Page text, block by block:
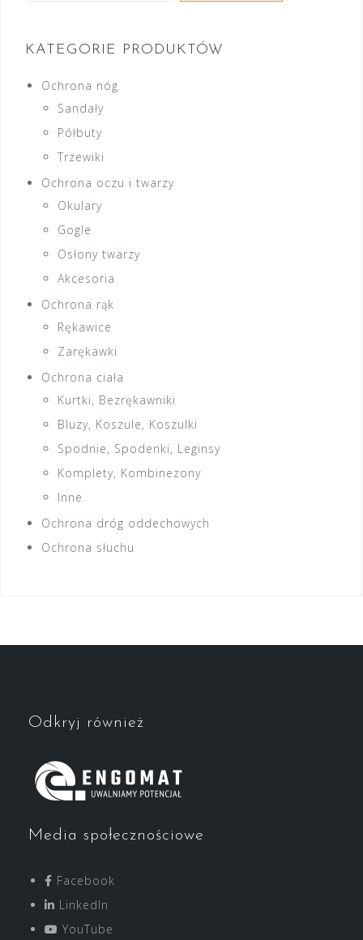
KATEGORIE PRODUKTÓW
Ochrona nóg
Sandały
Półbuty
Trzewiki
Ochrona oczu i twarzy
Okulary
Gogle
Osłony twarzy
Akcesoria
Ochrona rąk
Rękawice
Zarękawki
Ochrona ciała
Kurtki, Bezrękawniki
Bluzy, Koszule, Koszulki
Spodnie, Spodenki, Leginsy
Komplety, Kombinezony
Inne
Ochrona dróg oddechowych
Ochrona słuchu
Odkryj również
Media społecznościowe
Facebook
LinkedIn
YouTube